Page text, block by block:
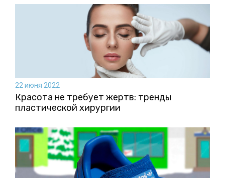
22 июня 2022
Красота не требует жертв: тренды
пластической хирургии